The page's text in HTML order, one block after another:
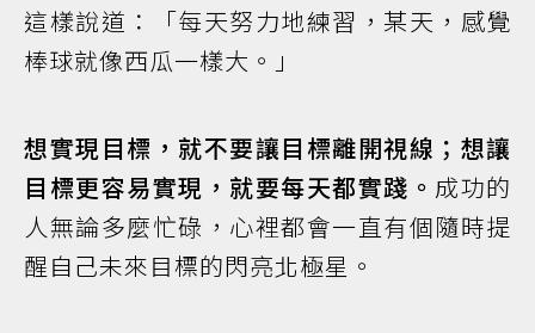
這樣說道：「每天努力地練習，某天，感覺
棒球就像西瓜一樣大。」
想實現目標，就不要讓目標離開視線；想讓
目標更容易實現，就要每天都實踐。 成功的
人無論多麼忙碌，心裡都會一直有個隨時提
醒自己未來目標的閃亮北極星。